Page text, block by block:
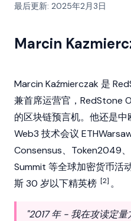
最后更新: 2025年2月3日
Marcin
Marcin Kaźmierczak 是
兼首席运营官，RedStone
的区块链预言机。他还是
Web3 技术会议
Consensus、Token2049
Summit 等全球加密货币活
斯 30 岁以下精英榜 [2] 。
"2017 年 - 我在攻读定